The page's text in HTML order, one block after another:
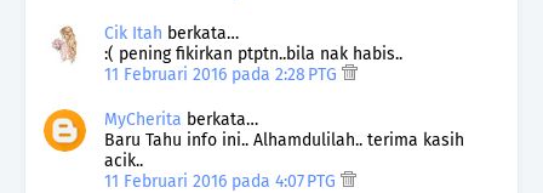
Cik Itah berkata…
:( pening fikirkan ptptn..bila nak habis..
11 Februari 2016 pada 2:28 PTG
MyCherita berkata…
Baru Tahu info ini.. Alhamdulilah.. terima kasih
acik..
11 Februari 2016 pada 4:07 PTG